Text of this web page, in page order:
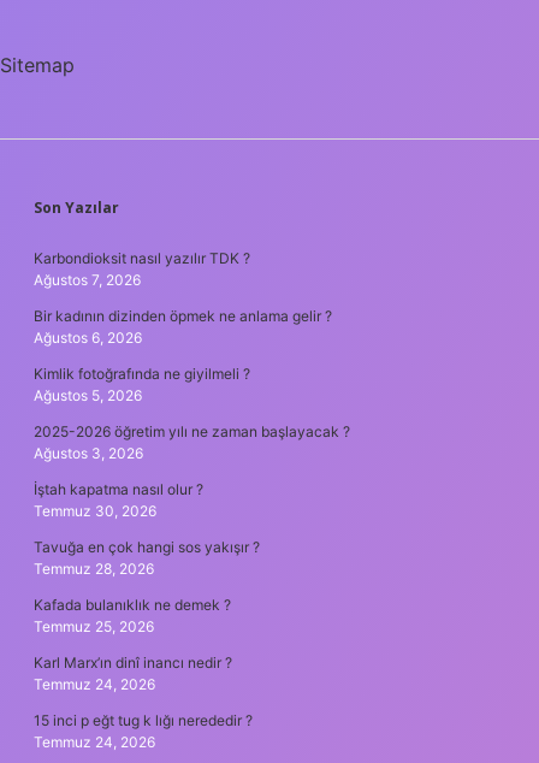
Sitemap
SIDEBAR
Son Yazılar
Karbondioksit nasıl yazılır TDK ?
Ağustos 7, 2026
Bir kadının dizinden öpmek ne anlama gelir ?
Ağustos 6, 2026
Kimlik fotoğrafında ne giyilmeli ?
Ağustos 5, 2026
2025-2026 öğretim yılı ne zaman başlayacak ?
Ağustos 3, 2026
İştah kapatma nasıl olur ?
Temmuz 30, 2026
Tavuğa en çok hangi sos yakışır ?
Temmuz 28, 2026
Kafada bulanıklık ne demek ?
Temmuz 25, 2026
Karl Marx’ın dinî inancı nedir ?
Temmuz 24, 2026
15 inci p eğt tug k lığı nerededir ?
Temmuz 24, 2026